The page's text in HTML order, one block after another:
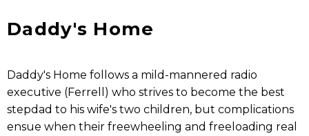
Daddy's Home
Daddy's Home follows a mild-mannered radio
executive (Ferrell) who strives to become the best
stepdad to his wife's two children, but complications
ensue when their freewheeling and freeloading real